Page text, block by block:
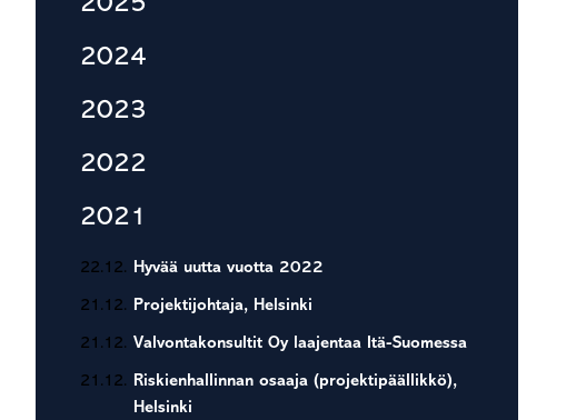
2024
2023
2022
2021
22.12. Hyvää uutta vuotta 2022
21.12. Projektijohtaja, Helsinki
21.12. Valvontakonsultit Oy laajentaa Itä-Suomessa
21.12. Riskienhallinnan osaaja (projektipäällikkö),
Helsinki